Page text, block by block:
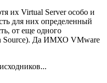
их Virtual Server особо и
для них определенный
от еще одного
Source). Да ИМХО VMware